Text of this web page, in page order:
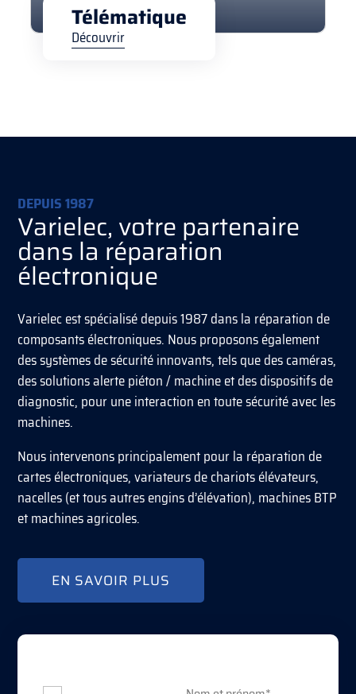
Télématique
Découvrir
DEPUIS 1987
Varielec, votre partenaire
dans la réparation
électronique
Varielec est spécialisé depuis 1987 dans la réparation de
composants électroniques. Nous proposons également
des systèmes de sécurité innovants, tels que des caméras,
des solutions alerte piéton / machine et des dispositifs de
diagnostic, pour une interaction en toute sécurité avec les
machines.
Nous intervenons principalement pour la réparation de
cartes électroniques, variateurs de chariots élévateurs,
nacelles (et tous autres engins d’élévation), machines BTP
et machines agricoles.
EN SAVOIR PLUS